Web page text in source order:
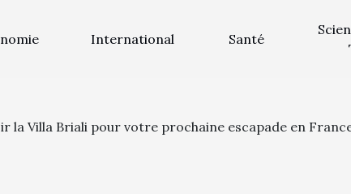
International Santé
la Villa Briali pour votre prochaine escapade en